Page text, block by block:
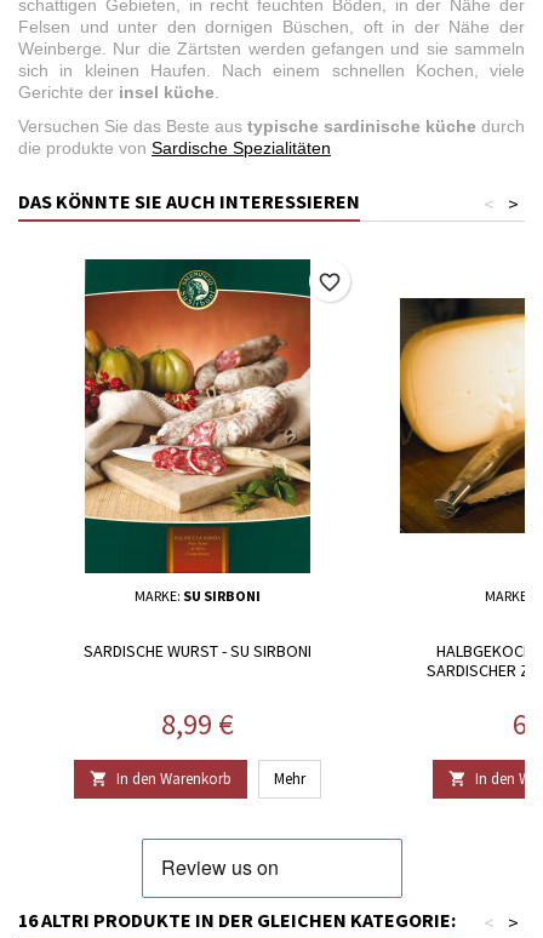
schattigen Gebieten, in recht feuchten Böden, in der Nähe der
Felsen und unter den dornigen Büschen, oft in der Nähe der
Weinberge. Nur die Zärtsten werden gefangen und sie sammeln
sich in kleinen Haufen. Nach einem schnellen Kochen, viele
Gerichte der insel küche
Versuchen Sie das Beste aus typische sardinische küche durch
die produkte von Sardische Spezialitäten
DAS KÖNNTE SIE AUCH INTERESSIEREN >
<
MARKE: SU SIRBONI
SARDISCHE WURST - SU SIRBONI
Preis
8,99 €
 In den Warenkorb Mehr
favorite_border
MARKE:
SARDISCHER
 In den
16 ALTRI PRODUKTE IN DER GLEICHEN KATEGORIE: >
<